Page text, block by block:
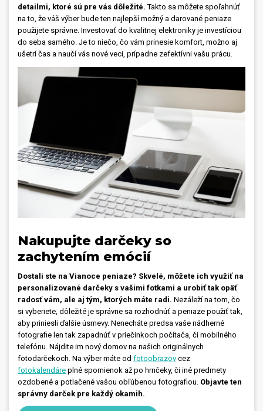
detailmi, ktoré sú pre vás dôležité. Takto sa môžete spoľahnúť
na to, že váš výber bude ten najlepší možný a darované peniaze
použijete správne. Investovať do kvalitnej elektroniky je investíciou
do seba samého. Je to niečo, čo vám prinesie komfort, možno aj
ušetrí čas a naučí vás nové veci, prípadne zefektívni vašu prácu.
Nakupujte darčeky so
zachytením emócií
Dostali ste na Vianoce peniaze? Skvelé, môžete ich využiť na
personalizované darčeky s vašimi fotkami a urobiť tak opäť
radosť vám, ale aj tým, ktorých máte radi. Nezáleží na tom, čo
si vyberiete, dôležité je správne sa rozhodnúť a peniaze použiť tak,
aby priniesli ďalšie úsmevy. Nenecháte predsa vaše nádherné
fotografie len tak zapadnúť v priečinkoch počítača, či mobilného
telefónu. Nájdite im nový domov na našich originálnych
fotodarčekoch. Na výber máte od fotoobrazov cez
fotokalendáre plné spomienok až po hrnčeky, či iné predmety
ozdobené a potlačené vašou obľúbenou fotografiou. Objavte ten
správny darček pre každý okamih.